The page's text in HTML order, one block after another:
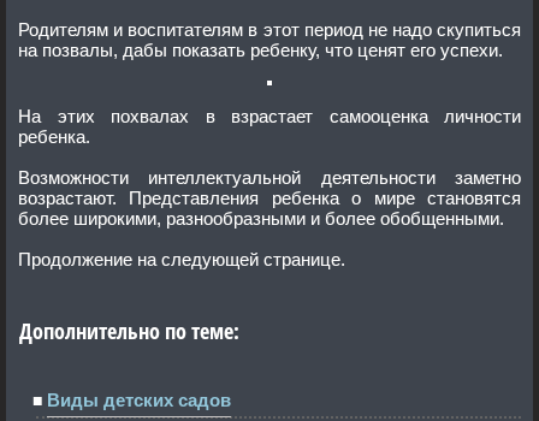
Родителям и воспитателям в этот период не надо скупиться
на позвалы, дабы показать ребенку, что ценят его успехи.
На этих похвалах в взрастает самооценка личности
ребенка.
Возможности интеллектуальной деятельности заметно
возрастают. Представления ребенка о мире становятся
более широкими, разнообразными и более обобщенными.
Продолжение на следующей странице.
Дополнительно по теме:
Виды детских садов